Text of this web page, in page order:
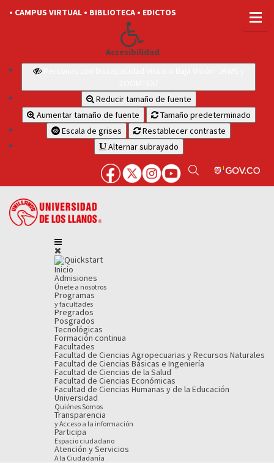
• CAMPUS VIRTUAL • BIBLIOTECA • EDICTOS
Accesibilidad
Reducir tamaño de fuente
Aumentar tamaño de fuente
Tamaño predeterminado
Escala de grises
Restablecer contraste
Alternar subrayado
Inicio
Admisiones
Únete a nosotros
Programas
y facultades
Pregrados
Posgrados
Tecnológicas
Formación continua
Facultades
Facultad de Ciencias Agropecuarias y Recursos Naturales
Facultad de Ciencias Básicas e Ingeniería
Facultad de Ciencias de la Salud
Facultad de Ciencias Económicas
Facultad de Ciencias Humanas y de la Educación
Universidad
Quiénes Somos
Transparencia
y Acceso a la información
Participa
Espacio ciudadano
Atención y Servicios
A la Ciudadanía